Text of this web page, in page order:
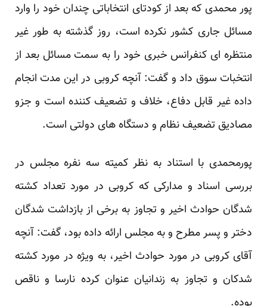
پور محمدی که بعد از کودتای انتخاباتی چندان خود را وارد
مسائل جاری کشور نکرده است، روز گذشته به طور غیر
منتظره ای کنفرانس خبری خود را به سمت مسائل بعد از
انتخبات سوق داد و گفت: آنچه کروبی در این مدت انجام
داده غیر قابل دفاع، خلاف و تضعیف کننده است و جزو
مصادیق تضعیف نظام و دستگاه های دولتی است.
پورمحمدی با استناد به نظر کمیته سه نفره مجلس در
بررسی اسناد و مدارکی که کروبی در مورد تعداد کشته
شدگان حوادث اخیر و تجاوز به برخی از بازداشت شدگان
دختر و پسر مطرح و به مجلس ارائه داده بود، گفت: آنچه
آقای کروبی در مورد حوادث اخیر، به ویژه در مورد کشته
شدکان و تجاوز به زندانیان عنوان کرده نارسا و ناقص